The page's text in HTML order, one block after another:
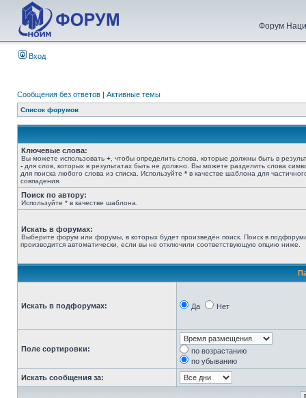
Форум
Вход
Сообщения без ответов | Активные темы
Список форумов
Ключевые слова:
Вы можете использовать + , чтобы определить слова, которые должны быть в
- для слов, которых в результатах быть не должно. Вы можете разделить слова
для поиска любого слова из списка. Используйте * в качестве шаблона для
совпадения.
Поиск по автору:
Используйте * в качестве шаблона.
Искать в форумах:
Выберите форум или форумы, в которых будет произведён поиск. Поиск в
производится автоматически, если вы не отключили соответствующую опцию ниже.
Искать в подфорумах: Да Нет
Поле сортировки:
по возрастанию
по убыванию
Искать сообщения за: